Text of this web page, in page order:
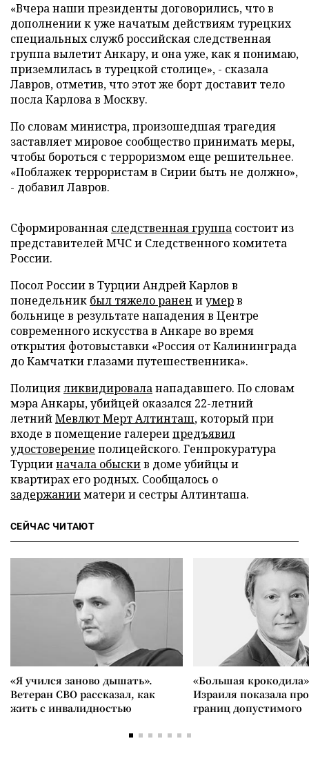
«Вчера наши президенты договорились, что в
дополнении к уже начатым действиям турецких
специальных служб российская следственная
группа вылетит Анкару, и она уже, как я понимаю,
приземлилась в турецкой столице», - сказала
Лавров, отметив, что этот же борт доставит тело
посла Карлова в Москву.
По словам министра, произошедшая трагедия
заставляет мировое сообщество принимать меры,
чтобы бороться с терроризмом еще решительнее.
«Поблажек террористам в Сирии быть не должно»,
- добавил Лавров.
Сформированная следственная группа состоит из
представителей МЧС и Следственного комитета
России.
Посол России в Турции Андрей Карлов в
понедельник был тяжело ранен иумерв
больнице в результате нападения в Центре
современного искусства в Анкаре во время
открытия фотовыставки «Россия от Калининграда
до Камчатки глазами путешественника».
Полицияликвидироваланападавшего. По словам
мэра Анкары, убийцей оказался 22-летний
летнийМевлют Мерт Алтинташ, который при
входе в помещение галереипредъявил
удостоверение полицейского. Генпрокуратура
Турцииначала обыскив доме убийцы и
квартирах его родных. Сообщалось о
задержанииматери и сестры Алтинташа.
СЕЙЧАС ЧИТАЮТ
«Я учился заново дышать».
Ветеран СВО рассказал, как
жить с инвалидностью
«Большая
Израиля показала
границ допустимого